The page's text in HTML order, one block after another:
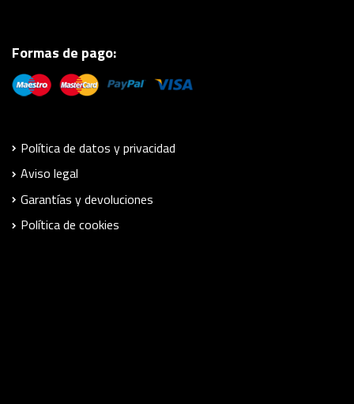
Formas de pago:
Política de datos y privacidad
Aviso legal
Garantías y devoluciones
Política de cookies